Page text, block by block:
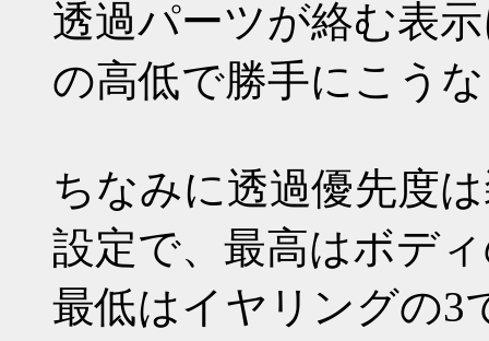
透過パーツが絡む表
の高低で勝手にこう
ちなみに透過優先度
設定で、最高はボデ
最低はイヤリングの3